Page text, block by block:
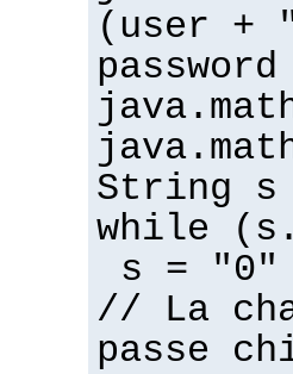
(user +
String
while
s = "0"
// La
passe